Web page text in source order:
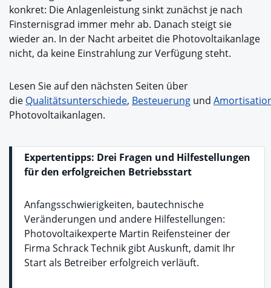
konkret: Die Anlagenleistung sinkt zunächst je nach
Finsternisgrad immer mehr ab. Danach steigt sie
wieder an. In der Nacht arbeitet die Photovoltaikanlage
nicht, da keine Einstrahlung zur Verfügung steht.
Lesen Sie auf den nächsten Seiten über
die Qualitätsunterschiede, Besteuerung und
Photovoltaikanlagen.
Expertentipps: Drei Fragen und Hilfestellungen
für den erfolgreichen Betriebsstart
Anfangsschwierigkeiten, bautechnische
Veränderungen und andere Hilfestellungen:
Photovoltaikexperte Martin Reifensteiner der
Firma Schrack Technik gibt Auskunft, damit Ihr
Start als Betreiber erfolgreich verläuft.